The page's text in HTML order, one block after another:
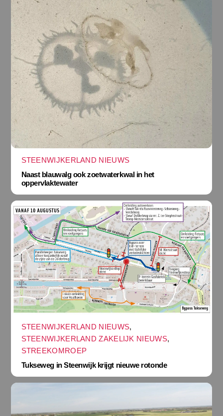
STEENWIJKERLAND NIEUWS
Naast blauwalg ook zoetwaterkwal in het
oppervlaktewater
STEENWIJKERLAND NIEUWS,
STEENWIJKERLAND ZAKELIJK NIEUWS,
STREEKOMROEP
Tukseweg in Steenwijk krijgt nieuwe rotonde